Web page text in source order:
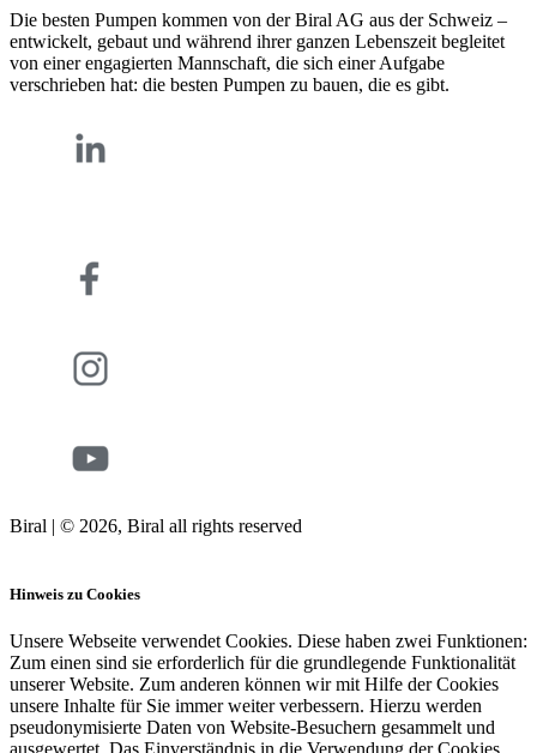
Die besten Pumpen kommen von der Biral AG aus der Schweiz –
entwickelt, gebaut und während ihrer ganzen Lebenszeit begleitet
von einer engagierten Mannschaft, die sich einer Aufgabe
verschrieben hat: die besten Pumpen zu bauen, die es gibt.
Biral | © 2026, Biral all rights reserved
Hinweis zu Cookies
Unsere Webseite verwendet Cookies. Diese haben zwei Funktionen:
Zum einen sind sie erforderlich für die grundlegende Funktionalität
unserer Website. Zum anderen können wir mit Hilfe der Cookies
unsere Inhalte für Sie immer weiter verbessern. Hierzu werden
pseudonymisierte Daten von Website-Besuchern gesammelt und